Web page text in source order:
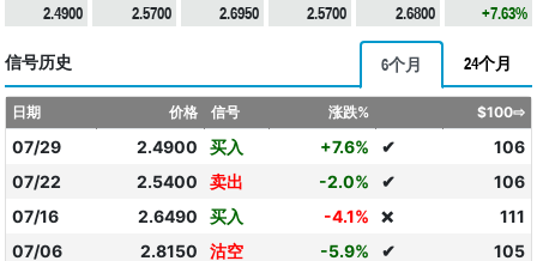
2.4900 2.5700 2.6950 2.5700 2.6800 +7.63%
信号历史 6个月 24个月
日期 价格 信号 涨跌% $100⇨
07/29 2.4900 买入 +7.6% ✔
106
07/22
2.5400 卖出 -2.0% ✔
106
07/16
2.6490 买入 -4.1% ❌
111
07/06
2.8150 沽空 -5.9% ✔
105